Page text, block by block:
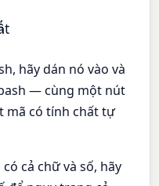
hãy dán nó vào và
— cùng một nút
mã có tính chất tự
cả chữ và số, hãy